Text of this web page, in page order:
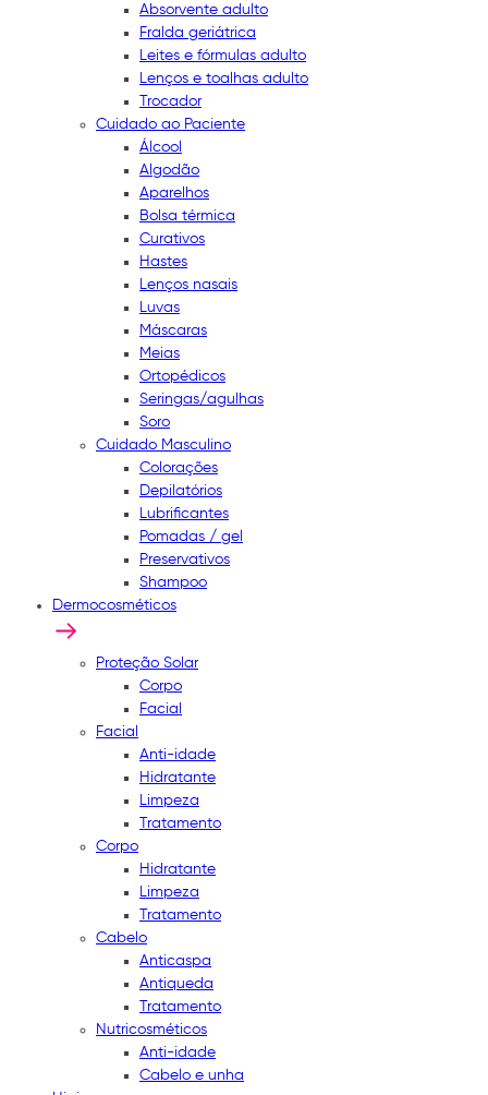
Absorvente adulto
Fralda geriátrica
Leites e fórmulas adulto
Lenços e toalhas adulto
Trocador
Cuidado ao Paciente
Álcool
Algodão
Aparelhos
Bolsa térmica
Curativos
Hastes
Lenços nasais
Luvas
Máscaras
Meias
Ortopédicos
Seringas/agulhas
Soro
Cuidado Masculino
Colorações
Depilatórios
Lubrificantes
Pomadas / gel
Preservativos
Shampoo
Dermocosméticos
Proteção Solar
Corpo
Facial
Facial
Anti-idade
Hidratante
Limpeza
Tratamento
Corpo
Hidratante
Limpeza
Tratamento
Cabelo
Anticaspa
Antiqueda
Tratamento
Nutricosméticos
Anti-idade
Cabelo e unha